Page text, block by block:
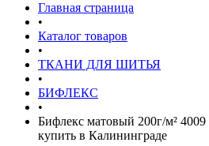
Главная страница
•
Каталог товаров
•
ТКАНИ ДЛЯ ШИТЬЯ
•
БИФЛЕКС
•
Бифлекс матовый 200г/м²
купить в Калининграде